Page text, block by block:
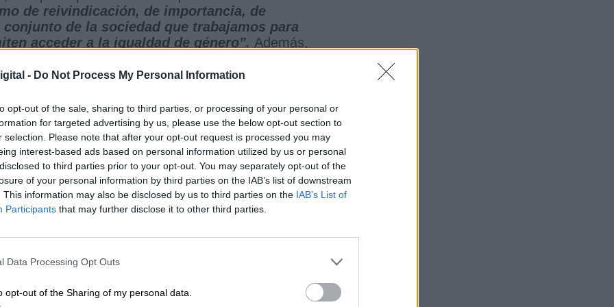
- Do Not Process My Personal Information
opt-out of the sale, sharing to third parties, or processing of your personal or
for targeted advertising by us, please use the below opt-out section to
selection. Please note that after your opt-out request is processed you may
interest-based ads based on personal information utilized by us or personal
to third parties prior to your opt-out. You may separately opt-out of the
of your personal information by third parties on the IAB’s list of downstream
This information may also be disclosed by us to third parties on the IAB’s List of
Participants that may further disclose it to other third parties.
Data Processing Opt Outs
opt-out of the Sharing of my personal data.
de reivindicación, de importancia, de
de la sociedad que trabajamos para
acceder a la igualdad de género”. Además,
las reivindicaciones por la pandemia que ha
que han concentrado“los mayores
o abandonos de puestos de trabajo”
de polémica causada por los partidos de
señalando esta fecha el año pasado como el
desmentido constantemente desde que saltaran
saltado directamente a la protesta contra la
este año en medio de la pandemia
otras que se han producido o que, incluso,
señalado que
políticas de manera interesada como origen
e incluso mítines”.